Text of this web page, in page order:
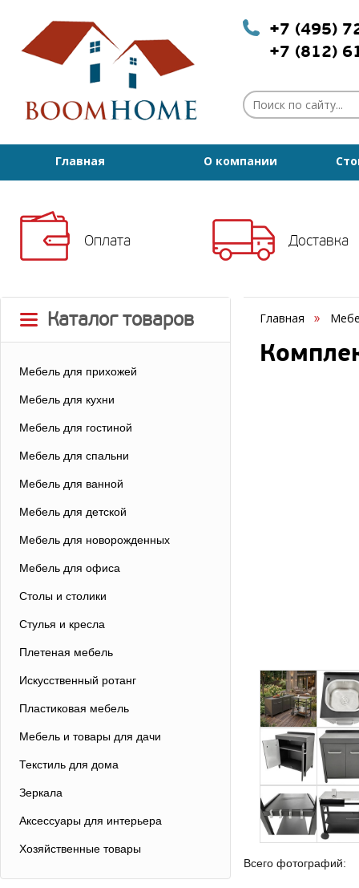
+7 (495)
+7 (812)
Главная О компании
Оплата Доставка
Каталог товаров
Мебель для прихожей
Мебель для кухни
Мебель для гостиной
Мебель для спальни
Мебель для ванной
Мебель для детской
Мебель для новорожденных
Мебель для офиса
Столы и столики
Стулья и кресла
Плетеная мебель
Искусственный ротанг
Пластиковая мебель
Мебель и товары для дачи
Текстиль для дома
Зеркала
Аксессуары для интерьера
Хозяйственные товары
Главная
Всего фотографий: